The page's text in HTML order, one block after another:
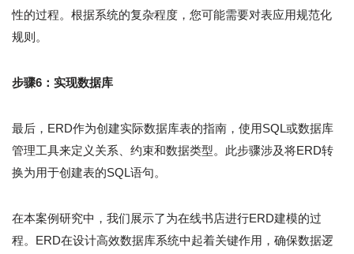
性的过程。根据系统的复杂程度，您可能需要对表应用规范化
规则。
步骤6：实现数据库
最后，ERD作为创建实际数据库表的指南，使用SQL或数据库
管理工具来定义关系、约束和数据类型。此步骤涉及将ERD转
换为用于创建表的SQL语句。
在本案例研究中，我们展示了为在线书店进行ERD建模的过
程。ERD在设计高效数据库系统中起着关键作用，确保数据逻